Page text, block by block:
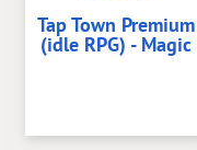
Tap Town Premium
(idle RPG) - Magic